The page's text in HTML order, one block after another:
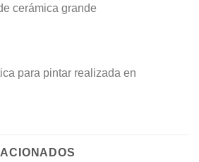
cerámica grande
para pintar realizada en